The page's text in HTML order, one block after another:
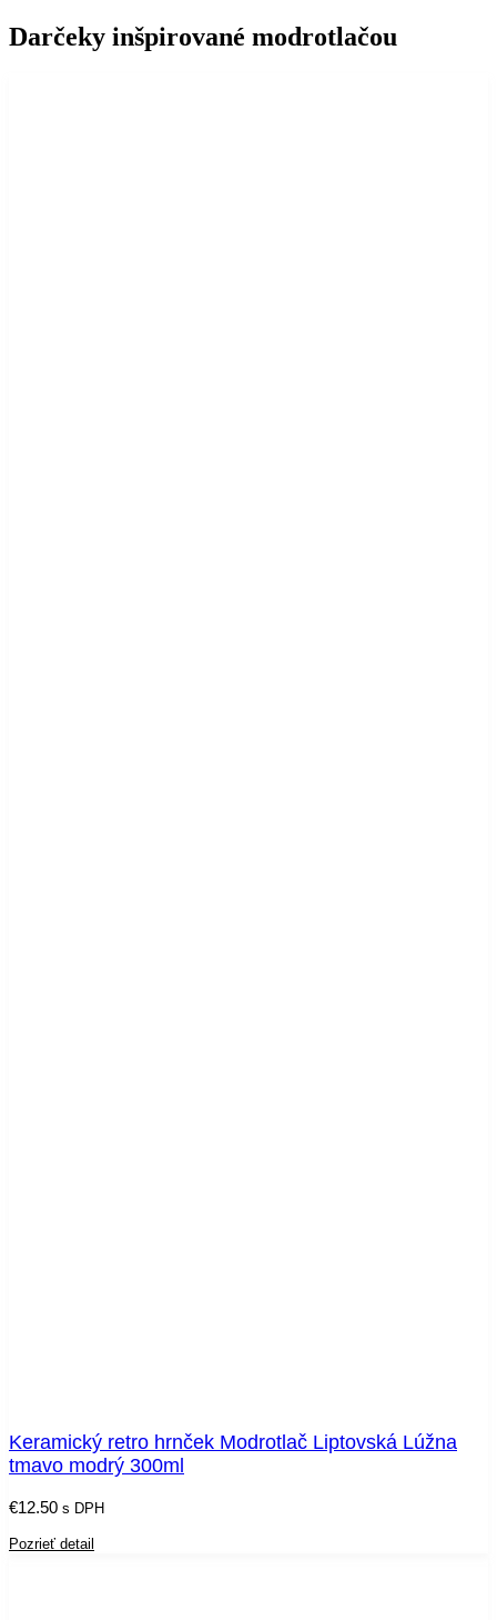
Darčeky inšpirované modrotlačou
Keramický retro hrnček Modrotlač Liptovská Lúžna
tmavo modrý 300ml
€12.50 s DPH
Pozrieť detail